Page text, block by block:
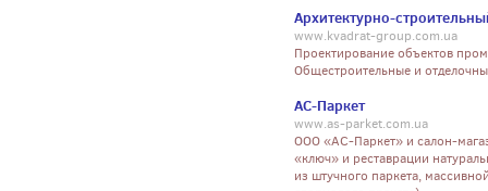
Архитектурно-
www.kvadrat-group.com.ua
Проектирование объектов
Общестроительные и
АС-Паркет
www.as-parket.com.ua
ООО «АС-Паркет» и салон-
«ключ» и реставрации
из штучного паркета,